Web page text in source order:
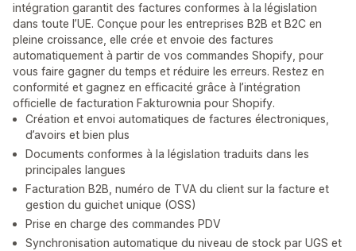
intégration garantit des factures conformes à la législation
dans toute l’UE. Conçue pour les entreprises B2B et B2C en
pleine croissance, elle crée et envoie des factures
automatiquement à partir de vos commandes Shopify, pour
vous faire gagner du temps et réduire les erreurs. Restez en
conformité et gagnez en efficacité grâce à l’intégration
officielle de facturation Fakturownia pour Shopify.
Création et envoi automatiques de factures électroniques,
d’avoirs et bien plus
Documents conformes à la législation traduits dans les
principales langues
Facturation B2B, numéro de TVA du client sur la facture et
gestion du guichet unique (OSS)
Prise en charge des commandes PDV
Synchronisation automatique du niveau de stock par UGS et